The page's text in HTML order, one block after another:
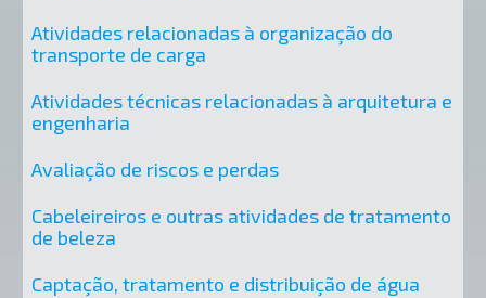
Atividades relacionadas à organização do
transporte de carga
Atividades técnicas relacionadas à arquitetura e
engenharia
Avaliação de riscos e perdas
Cabeleireiros e outras atividades de tratamento
de beleza
Captação, tratamento e distribuição de água